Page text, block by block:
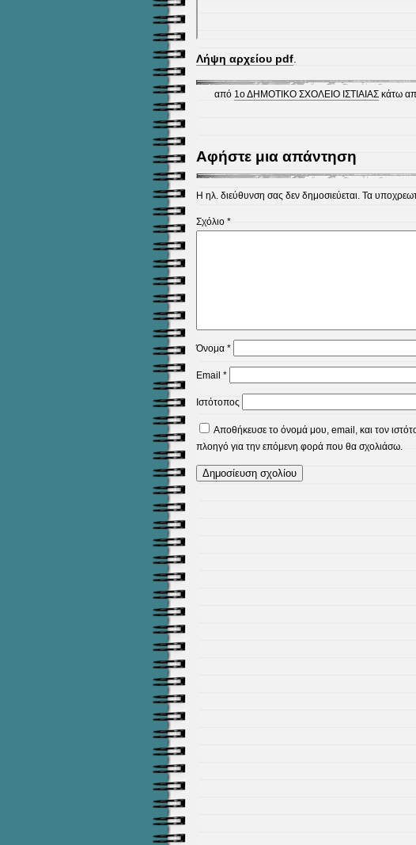
Λήψη αρχείου pdf.
από 1ο ΔΗΜΟΤΙΚΟ ΣΧΟΛΕΙΟ ΙΣΤΙΑΙΑΣκάτω
Αφήστε μια απάντηση
Η ηλ. διεύθυνση σας δεν δημοσιεύεται. Τα
Σχόλιο *
Όνομα *
Email *
Ιστότοπος
Αποθήκευσε το όνομά μου, email, και τον
πλοηγό για την επόμενη φορά που θα σχολιάσω.